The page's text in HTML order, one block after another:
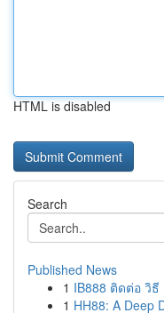
HTML is disabled
Search
Published News
1 IB888 ติดต่อ วิ
1 HH88: A Deep